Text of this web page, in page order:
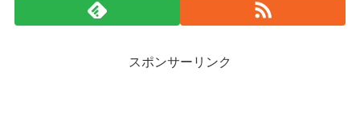
スポンサーリンク